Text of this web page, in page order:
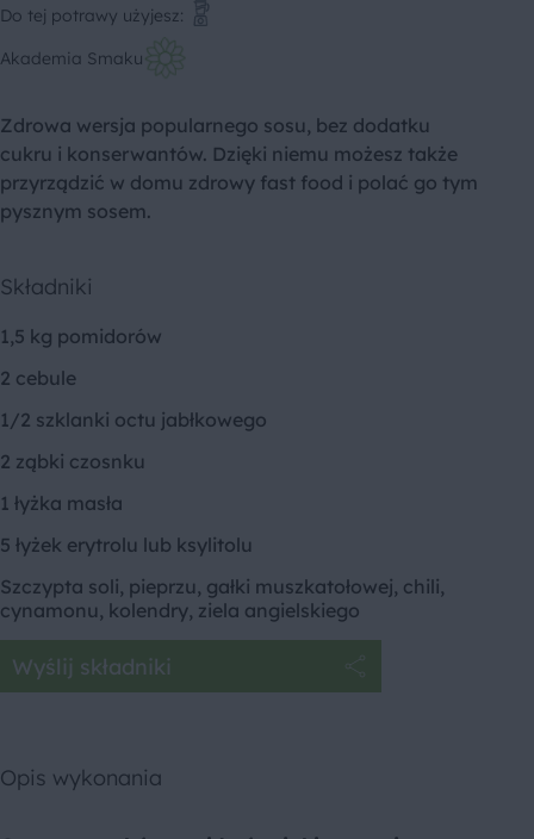
Do tej potrawy użyjesz:
Akademia Smaku
Zdrowa wersja popularnego sosu, bez dodatku
cukru i konserwantów. Dzięki niemu możesz także
przyrządzić w domu zdrowy fast food i polać go tym
pysznym sosem.
Składniki
1,5 kg pomidorów
2 cebule
1/2 szklanki octu jabłkowego
2 ząbki czosnku
1 łyżka masła
5 łyżek erytrolu lub ksylitolu
Szczypta soli, pieprzu, gałki muszkatołowej, chili,
cynamonu, kolendry, ziela angielskiego
Wyślij składniki
Opis wykonania